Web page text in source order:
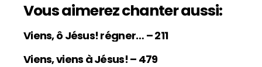
Vous aimerez chanter aussi:
Viens, ô Jésus! régner… – 211
Viens, viens à Jésus! – 479